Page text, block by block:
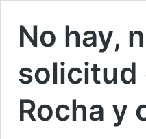
No hay,
solicitud
Rocha y